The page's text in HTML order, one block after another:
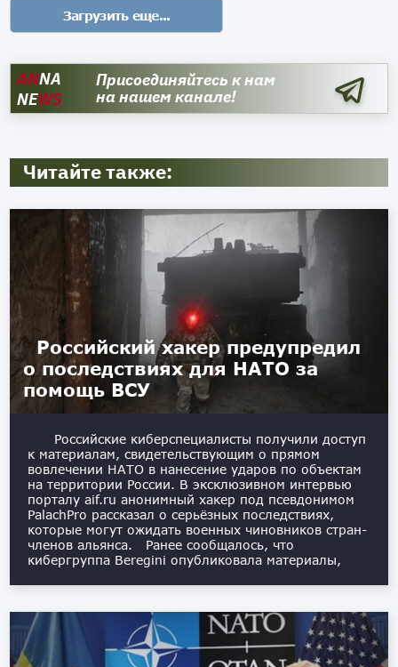
ANNA
NEWS
Присоединяйтесь к нам
на нашем канале!
Читайте также:
Российский хакер предупредил
о последствиях для НАТО за
помощь ВСУ
Российские киберспециалисты получили доступ
к материалам, свидетельствующим о прямом
вовлечении НАТО в нанесение ударов по объектам
на территории России. В эксклюзивном интервью
порталу aif.ru анонимный хакер под псевдонимом
PalachPro рассказал о серьёзных последствиях,
которые могут ожидать военных чиновников стран-
членов альянса. Ранее сообщалось, что
кибергруппа Beregini опубликовала материалы,